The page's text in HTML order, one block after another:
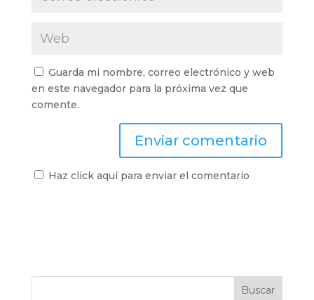
Guarda mi nombre, correo electrónico y web
en este navegador para la próxima vez que
comente.
Haz click aquí para enviar el comentario